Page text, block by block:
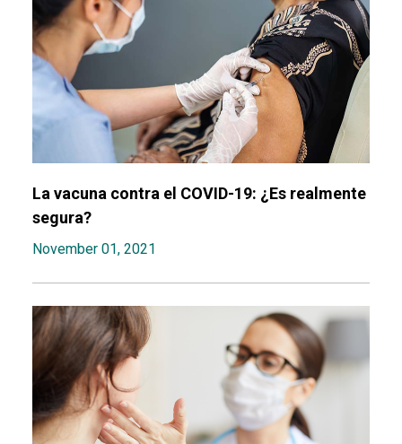
La vacuna contra el COVID-19: ¿Es realmente
segura?
November 01, 2021